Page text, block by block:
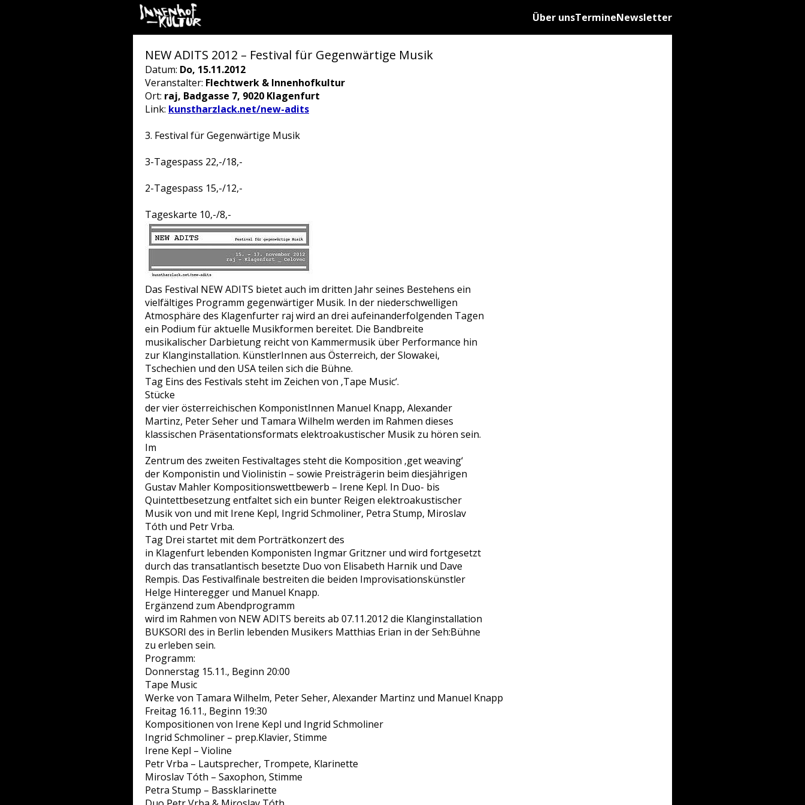
Über unsTermineNewsletter
NEW ADITS 2012 – Festival für Gegenwärtige Musik
Datum: Do, 15.11.2012
Veranstalter: Flechtwerk & Innenhofkultur
Ort: raj, Badgasse 7, 9020 Klagenfurt
Link: kunstharzlack.net/new-adits
3. Festival für Gegenwärtige Musik
3-Tagespass 22,-/18,-
2-Tagespass 15,-/12,-
Tageskarte 10,-/8,-
Das Festival NEW ADITS bietet auch im dritten Jahr seines Bestehens ein
vielfältiges Programm gegenwärtiger Musik. In der niederschwelligen
Atmosphäre des Klagenfurter raj wird an drei aufeinanderfolgenden Tagen
ein Podium für aktuelle Musikformen bereitet. Die Bandbreite
musikalischer Darbietung reicht von Kammermusik über Performance hin
zur Klanginstallation. KünstlerInnen aus Österreich, der Slowakei,
Tschechien und den USA teilen sich die Bühne.
Tag Eins des Festivals steht im Zeichen von ‚Tape Music‘.
Stücke
der vier österreichischen KomponistInnen Manuel Knapp, Alexander
Martinz, Peter Seher und Tamara Wilhelm werden im Rahmen dieses
klassischen Präsentationsformats elektroakustischer Musik zu hören sein.
Im
Zentrum des zweiten Festivaltages steht die Komposition ‚get weaving‘
der Komponistin und Violinistin – sowie Preisträgerin beim diesjährigen
Gustav Mahler Kompositionswettbewerb – Irene Kepl. In Duo- bis
Quintettbesetzung entfaltet sich ein bunter Reigen elektroakustischer
Musik von und mit Irene Kepl, Ingrid Schmoliner, Petra Stump, Miroslav
Tóth und Petr Vrba.
Tag Drei startet mit dem Porträtkonzert des
in Klagenfurt lebenden Komponisten Ingmar Gritzner und wird fortgesetzt
durch das transatlantisch besetzte Duo von Elisabeth Harnik und Dave
Rempis. Das Festivalfinale bestreiten die beiden Improvisationskünstler
Helge Hinteregger und Manuel Knapp.
Ergänzend zum Abendprogramm
wird im Rahmen von NEW ADITS bereits ab 07.11.2012 die Klanginstallation
BUKSORI des in Berlin lebenden Musikers Matthias Erian in der Seh:Bühne
zu erleben sein.
Programm:
Donnerstag 15.11., Beginn 20:00
Tape Music
Werke von Tamara Wilhelm, Peter Seher, Alexander Martinz und Manuel Knapp
Freitag 16.11., Beginn 19:30
Kompositionen von Irene Kepl und Ingrid Schmoliner
Ingrid Schmoliner – prep.Klavier, Stimme
Irene Kepl – Violine
Petr Vrba – Lautsprecher, Trompete, Klarinette
Miroslav Tóth – Saxophon, Stimme
Petra Stump – Bassklarinette